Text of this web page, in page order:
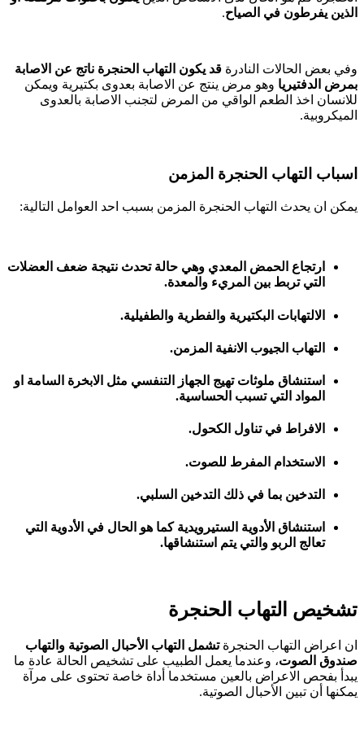
الذين يفرطون في الصياح.
وفي بعض الحالات النادرة قد يكون التهاب الحنجرة ناتج عن الاصابة
بمرض الدفتيريا وهو مرض ينتج عن الاصابة بعدوى بكتيرية ويمكن
للانسان اخذ الطعم الواقي من المرض لتجنب الاصابة بالعدوى
الميكروبية.
اسباب التهاب الحنجرة المزمن
يمكن ان يحدث التهاب الحنجرة المزمن بسبب احد العوامل التالية:
ارتجاع الحمض المعدي وهي حالة تحدث نتيجة ضعف العضلات
التي تربط بين المريء والمعدة.
الالتهابات البكتيرية والفطرية والطفيلية.
التهاب الجيوب الانفية المزمن.
استنشاق ملوثات تهيج الجهاز التنفسي مثل الابخرة السامة او
المواد التي تسبب الحساسية.
الافراط في تناول الكحول.
الاستخدام المفرط للصوت.
التدخين بما في ذلك التدخين السلبي.
استنشاق الأدوية الستيرويدية كما هو الحال في الأدوية التي
تعالج الربو والتي يتم استنشاقها.
تشخيص التهاب الحنجرة
ان اعراض التهاب الحنجرةتشمل التهاب الأحبال الصوتية والتهاب
صندوق الصوت، وعندما يعمل الطبيب على تشخيص الحالة عادة ما
يبدأ بفحص الاعراض بالعين مستخدما أداة خاصة تحتوى على مرآة
يمكنها أن تبين الأحبال الصوتية.